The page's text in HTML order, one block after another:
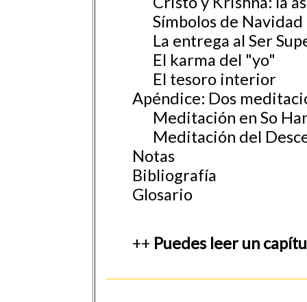
Símbolos de Navidad
La entrega al Ser
El karma del "yo"
El tesoro interior
Apéndice: Dos
Meditación en So
Meditación del
Notas
Bibliografía
Glosario
++ Puedes leer un